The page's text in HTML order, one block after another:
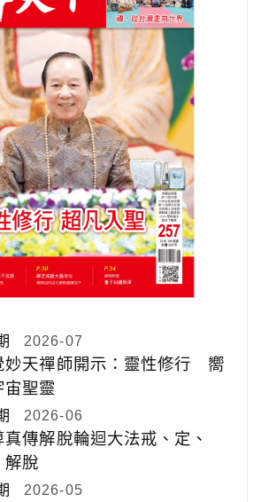
2026-07
妙天禪師開示：靈性修行 嚮
宙聖靈
2026-06
真傳解脫輪迴大法戒、定、
解脫
2026-05